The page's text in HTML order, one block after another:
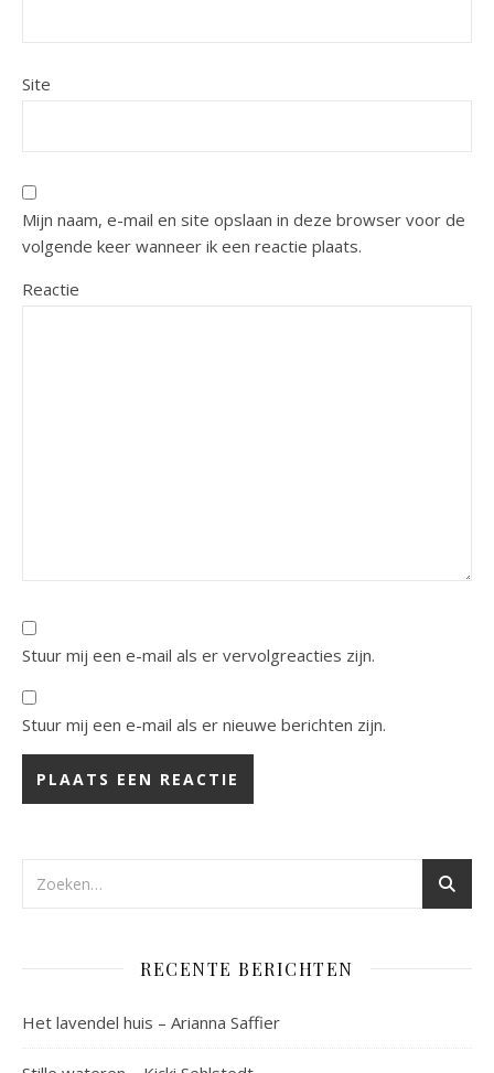
Site
Mijn naam, e-mail en site opslaan in deze browser voor de
volgende keer wanneer ik een reactie plaats.
Reactie
Stuur mij een e-mail als er vervolgreacties zijn.
Stuur mij een e-mail als er nieuwe berichten zijn.
RECENTE BERICHTEN
Het lavendel huis – Arianna Saffier